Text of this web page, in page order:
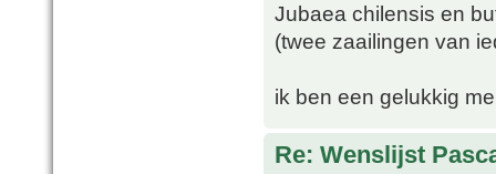
Jubaea chilensis en
(twee zaailingen van
ik ben een gelukkig
Re: Wenslijst